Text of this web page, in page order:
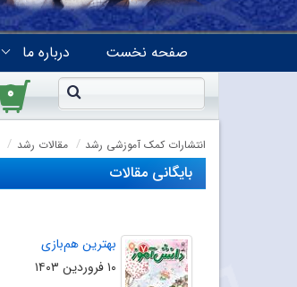
صفحه نخست درباره ما
۰
انتشارات کمک آموزشی رشد مقالات رشد
بایگانی مقالات
بهترین هم‌بازی
۱۰ فروردین ۱۴۰۳